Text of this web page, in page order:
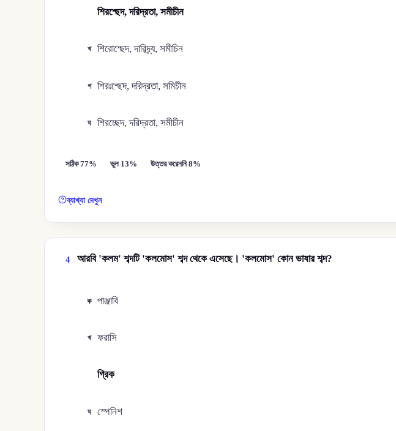
শিরশ্ছেদ, দরিদ্রতা, সমীচীন
খ শিরোশ্ছেদ, দারিদ্র্য, সমীচিন
গ শিরঃশ্ছেদ, দরিদ্রতা, সমিচীন
ঘ শিরচ্ছেদ, দরিদ্রতা, সমীচীন
সঠিক 77% ভুল 13% উত্তর করেননি 8%
ব্যাখ্যা দেখুন
4 আরবি 'কলম' শব্দটি 'কলমোস' শব্দ থেকে এসেছে। 'কলমোস' কোন ভাষার শব্দ?
ক পাঞ্জাবি
খ ফরাসি
গ্রিক
ঘ স্পেনিশ